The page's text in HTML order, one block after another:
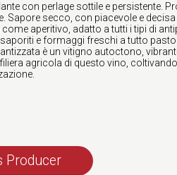
con perlage sottile e persistente.
Sapore secco, con piacevole e
aperitivo, adatto a tutti i tipi di
e formaggi freschi a tutto pasto
è un vitigno autoctono,
agricola di questo vino,
Producer